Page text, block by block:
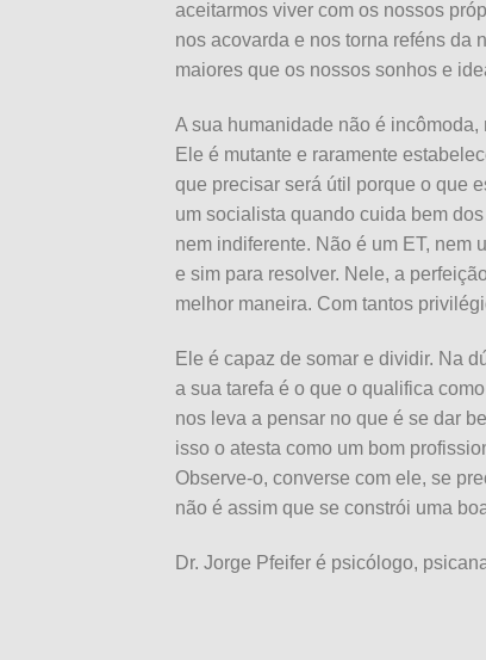
aceitarmos viver com os nossos
nos acovarda e nos torna reféns da
maiores que os nossos sonhos e
A sua humanidade não é
Ele é mutante e raramente
que precisar será útil porque o que
um socialista quando cuida bem
nem indiferente. Não é um ET, nem
e sim para resolver. Nele, a
melhor maneira. Com tantos
Ele é capaz de somar e dividir. Na
a sua tarefa é o que o qualifica
nos leva a pensar no que é se dar
isso o atesta como um bom
Observe-o, converse com ele, se
não é assim que se constrói uma
Dr. Jorge Pfeifer é psicólogo,